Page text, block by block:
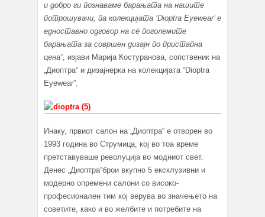
и добро ги познаваме барањата на нашите
потрошувачи, па колекцијата ‘Dioptra Eyewear’ е
едноставно одговор на сè поголемите
барањата за совршен дизајн по пристапна
цена”, изјави Марија Костуранова, сопственик на
„Диоптра“ и дизајнерка на колекцијата “Dioptra
Eyewear”.
Инаку, првиот салон на „Диоптра“ е отворен во
1993 година во Струмица, кој во тоа време
претставуваше револуција во модниот свет.
Денес „Диоптра“брои вкупно 5 ексклузивни и
модерно опремени салони со високо-
професионален тим кој верува во значењето на
советите, како и во желбите и потребите на